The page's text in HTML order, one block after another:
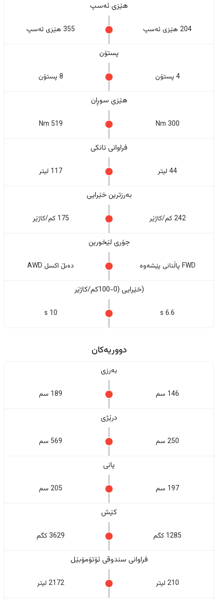
هێزی ئەسپ
204 هێزی ئەسپ 355 هێزی ئەسپ
پستۆن
4 پستۆن 8 پستۆن
هێزی سوڕان
300 Nm
519 Nm
فراوانی تانکی
44 لیتر 117 لیتر
بەرزترین خێرایی
242 کم/کاژێر 175 کم/کاژێر
جۆری لێخورین
FWD پاڵنانی پێشەوە دەبڵ اکسل AWD
(خێرایی (0-100کم/کاژێر
6.6 s
10 s
دووریەکان
بەرزی
146 سم 189 سم
درێژی
250 سم 569 سم
پانی
197 سم 205 سم
کێش
1285 کگم 3629 کگم
فراوانی سندوقی ئۆتۆمۆبێل
210 لیتر 2172 لیتر